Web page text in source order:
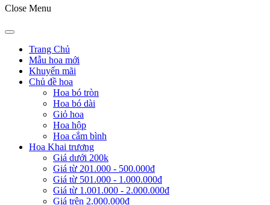
Close Menu
Trang Chủ
Mẫu hoa mới
Khuyến mãi
Chủ đề hoa
Hoa bó tròn
Hoa bó dài
Giỏ hoa
Hoa hộp
Hoa cắm bình
Hoa Khai trương
Giá dưới 200k
Giá từ 201.000 - 500.000đ
Giá từ 501.000 - 1.000.000đ
Giá từ 1.001.000 - 2.000.000đ
Giá trên 2.000.000đ